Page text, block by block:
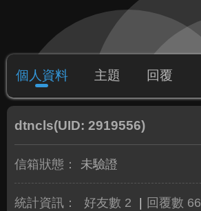
個人資料 主題 回覆
dtncls(UID: 2919556)
信箱狀態： 未驗證
統計資訊： 好友數 2 回覆數 66